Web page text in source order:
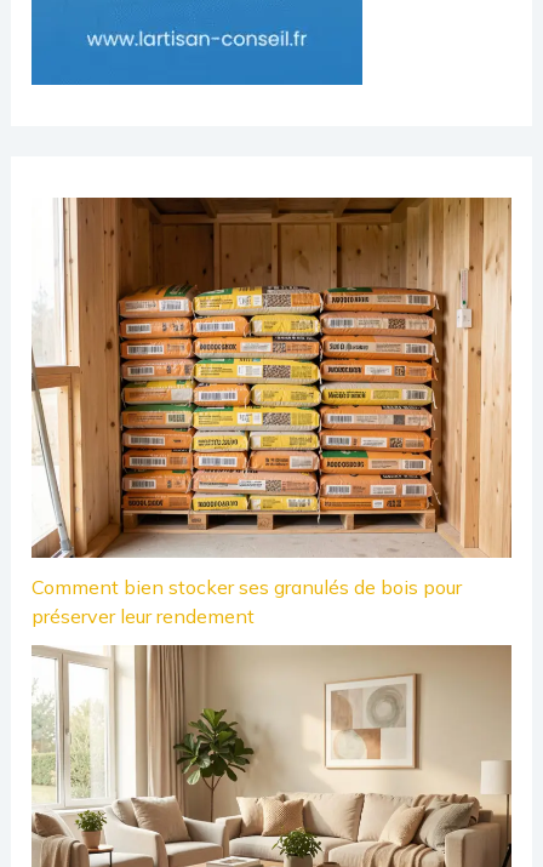
Comment bien stocker ses granulés de bois pour
préserver leur rendement